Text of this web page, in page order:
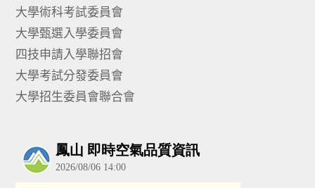
大學術科考試委員會
大學甄選入學委員會
四技申請入學聯招會
大學考試分發委員會
大學招生委員會聯合會